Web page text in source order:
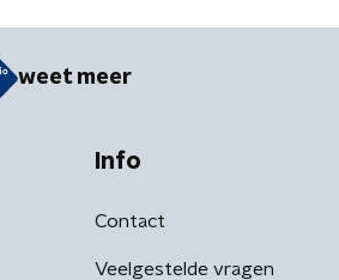
weet meer
Info
Contact
Veelgestelde vragen